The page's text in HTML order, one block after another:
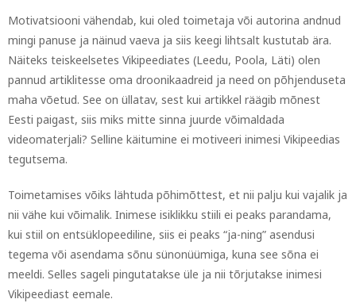
Motivatsiooni vähendab, kui oled toimetaja või autorina andnud
mingi panuse ja näinud vaeva ja siis keegi lihtsalt kustutab ära.
Näiteks teiskeelsetes Vikipeediates (Leedu, Poola, Läti) olen
pannud artiklitesse oma droonikaadreid ja need on põhjenduseta
maha võetud. See on üllatav, sest kui artikkel räägib mõnest
Eesti paigast, siis miks mitte sinna juurde võimaldada
videomaterjali? Selline käitumine ei motiveeri inimesi Vikipeedias
tegutsema.
Toimetamises võiks lähtuda põhimõttest, et nii palju kui vajalik ja
nii vähe kui võimalik. Inimese isiklikku stiili ei peaks parandama,
kui stiil on entsüklopeediline, siis ei peaks “ja-ning” asendusi
tegema või asendama sõnu sünonüümiga, kuna see sõna ei
meeldi. Selles sageli pingutatakse üle ja nii tõrjutakse inimesi
Vikipeediast eemale.